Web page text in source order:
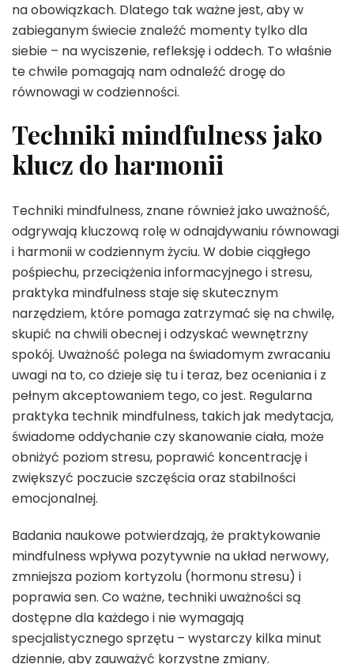
na obowiązkach. Dlatego tak ważne jest, aby w
zabieganym świecie znaleźć momenty tylko dla
siebie – na wyciszenie, refleksję i oddech. To właśnie
te chwile pomagają nam odnaleźć drogę do
równowagi w codzienności.
Techniki mindfulness jako
klucz do harmonii
Techniki mindfulness, znane również jako uważność,
odgrywają kluczową rolę w odnajdywaniu równowagi
i harmonii w codziennym życiu. W dobie ciągłego
pośpiechu, przeciążenia informacyjnego i stresu,
praktyka mindfulness staje się skutecznym
narzędziem, które pomaga zatrzymać się na chwilę,
skupić na chwili obecnej i odzyskać wewnętrzny
spokój. Uważność polega na świadomym zwracaniu
uwagi na to, co dzieje się tu i teraz, bez oceniania i z
pełnym akceptowaniem tego, co jest. Regularna
praktyka technik mindfulness, takich jak medytacja,
świadome oddychanie czy skanowanie ciała, może
obniżyć poziom stresu, poprawić koncentrację i
zwiększyć poczucie szczęścia oraz stabilności
emocjonalnej.
Badania naukowe potwierdzają, że praktykowanie
mindfulness wpływa pozytywnie na układ nerwowy,
zmniejsza poziom kortyzolu (hormonu stresu) i
poprawia sen. Co ważne, techniki uważności są
dostępne dla każdego i nie wymagają
specjalistycznego sprzętu – wystarczy kilka minut
dziennie, aby zauważyć korzystne zmiany.